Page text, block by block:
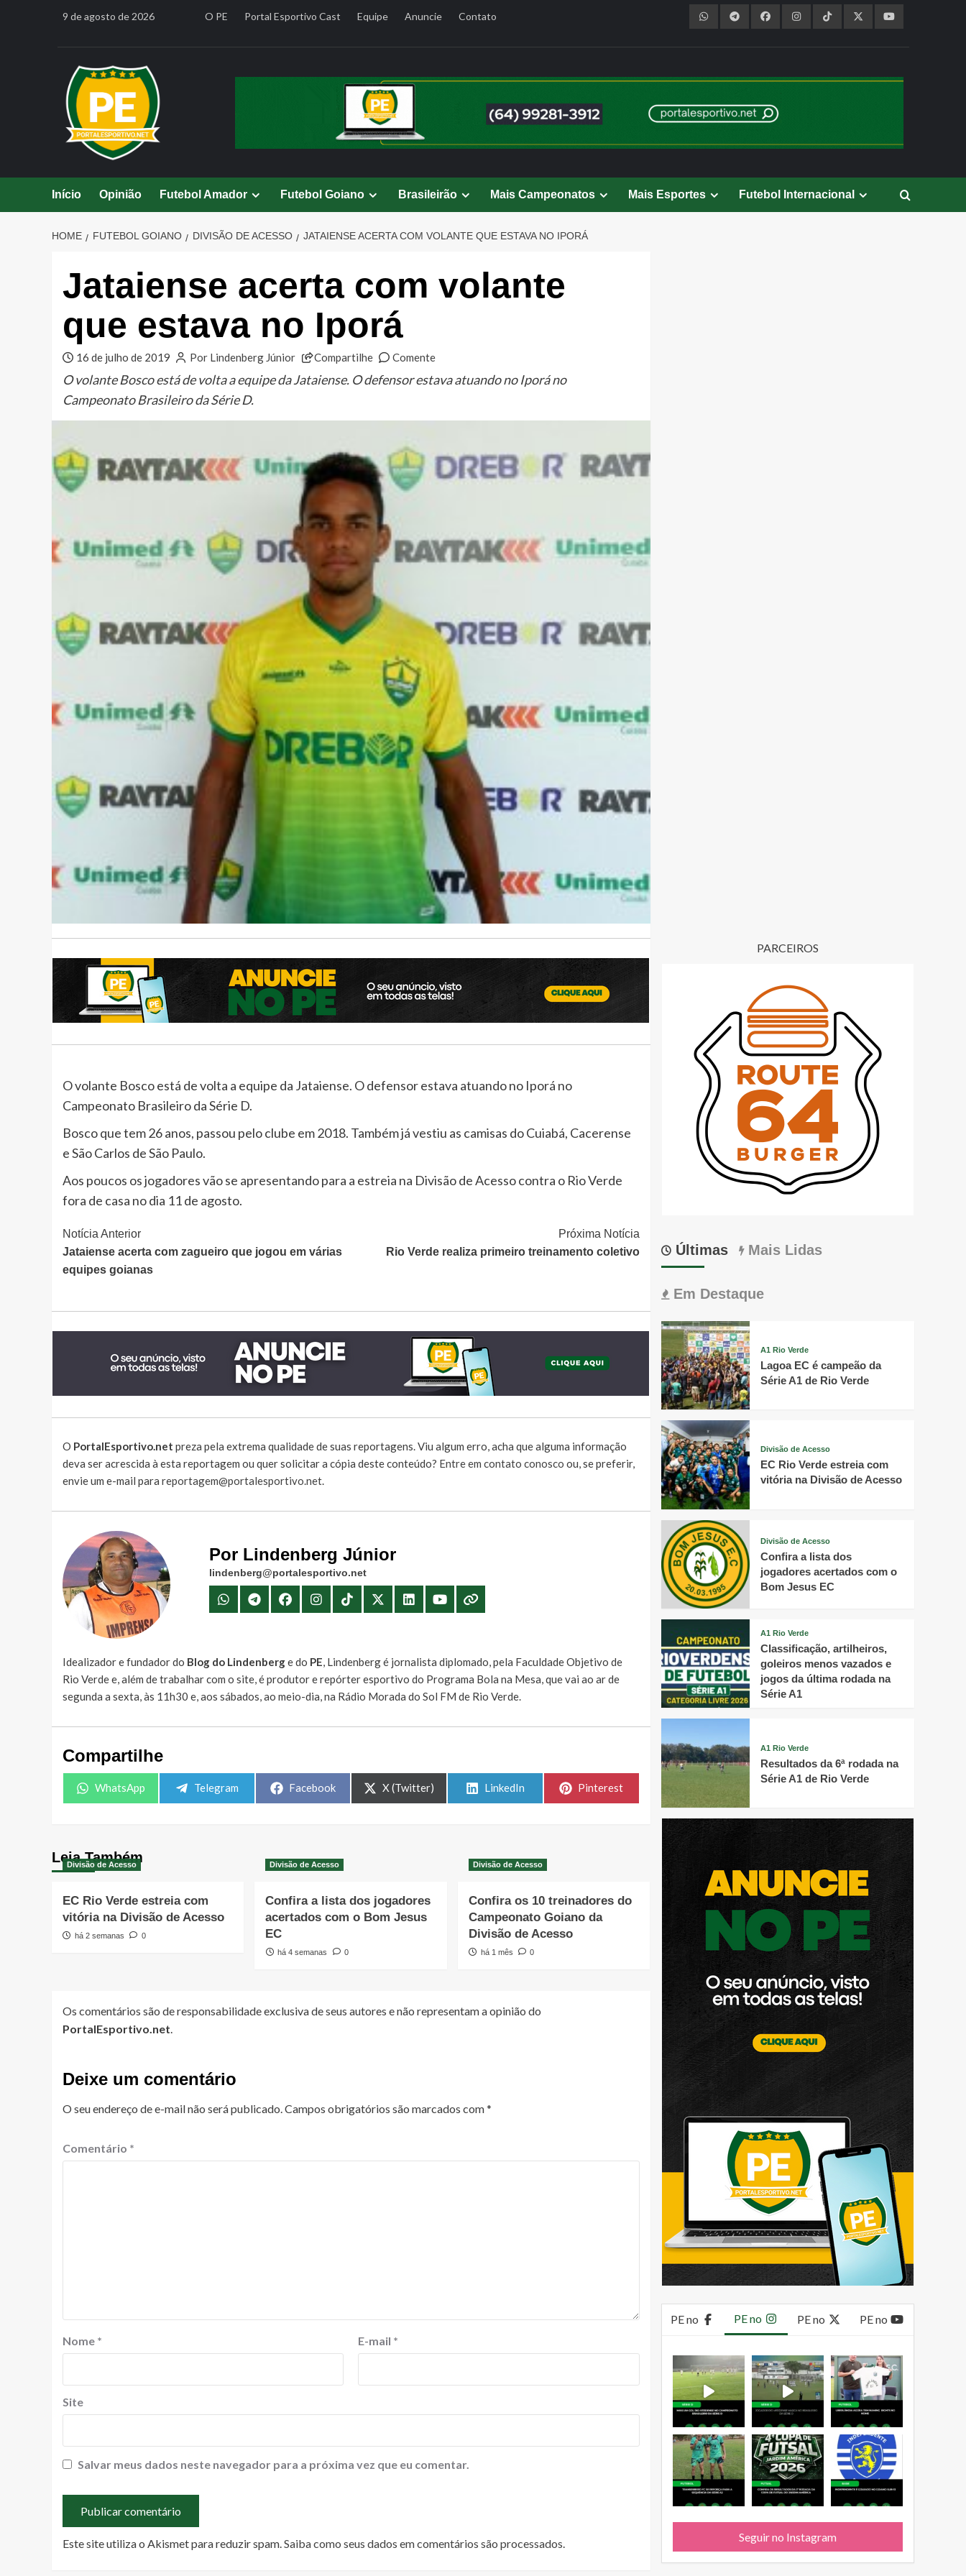
9 de agosto de 2026 O PE Portal Esportivo Cast Equipe Anuncie Contato
Início Opinião Futebol Amador Futebol Goiano Brasileirão Mais Campeonatos Mais Esportes Futebol Internacional
HOME FUTEBOL GOIANO DIVISÃO DE ACESSO JATAIENSE ACERTA COM VOLANTE QUE ESTAVA NO IPORÁ
Jataiense acerta com volante
que estava no Iporá
16 de julho de 2019 Por Lindenberg Júnior Compartilhe Comente
O volante Bosco está de volta a equipe da Jataiense. O defensor estava atuando no Iporá no
Campeonato Brasileiro da Série D.
O volante Bosco está de volta a equipe da Jataiense. O defensor estava atuando no Iporá no
Campeonato Brasileiro da Série D.
Bosco que tem 26 anos, passou pelo clube em 2018. Também já vestiu as camisas do Cuiabá, Cacerense
e São Carlos de São Paulo.
Aos poucos os jogadores vão se apresentando para a estreia na Divisão de Acesso contra o Rio Verde
fora de casa no dia 11 de agosto.
Continue
Lendo
Notícia Anterior
Jataiense acerta com zagueiro que jogou em várias
equipes goianas
Próxima Notícia
Rio Verde realiza primeiro treinamento coletivo
O PortalEsportivo.net preza pela extrema qualidade de suas reportagens. Viu algum erro, acha que alguma informação
deva ser acrescida à esta reportagem ou quer solicitar a cópia deste conteúdo? Entre em contato conosco ou, se preferir,
envie um e-mail para reportagem@portalesportivo.net
Por Lindenberg Júnior
lindenberg@portalesportivo.net
Idealizador e fundador do Blog do Lindenberge do PE , Lindenberg é jornalista diplomado, pela Faculdade Objetivo de
Rio Verde e, além de trabalhar com o site, é produtor e repórter esportivo do Programa Bola na Mesa, que vai ao ar de
segunda a sexta, às 11h30 e, aos sábados, ao meio-dia, na Rádio Morada do Sol FM de Rio Verde.
Compartilhe
Share
WhatsApp
Share
Telegram
Share
Facebook
Share
on
X (Twitter)
Share
LinkedIn
Share
Pinterest
Leia Também
Divisão de Acesso
EC Rio Verde estreia com
vitória na Divisão de Acesso
há 2 semanas 0
Divisão de Acesso
Confira a lista dos jogadores
acertados com o Bom Jesus
EC
há 4 semanas 0
Divisão de Acesso
Confira os 10 treinadores do
Campeonato Goiano da
Divisão de Acesso
há 1 mês 0
Os comentários são de responsabilidade exclusiva de seus autores e não representam a opinião do
PortalEsportivo.net
Deixe um comentário
O seu endereço de e-mail não será publicado. Campos obrigatórios são marcados com*
Comentário *
Nome * E-mail *
Site
Salvar meus dados neste navegador para a próxima vez que eu comentar.
Este site utiliza o Akismet para reduzir spam.Saiba como seus dados em comentários são processados.
PARCEIROS
Últimas Mais Lidas
Em Destaque
A1 Rio Verde
Lagoa EC é campeão da
Série A1 de Rio Verde
Divisão de Acesso
EC Rio Verde estreia com
vitória na Divisão de Acesso
Divisão de Acesso
Confira a lista dos
jogadores acertados com o
Bom Jesus EC
A1 Rio Verde
Classificação, artilheiros,
goleiros menos vazados e
jogos da última rodada na
Série A1
A1 Rio Verde
Resultados da 6ª rodada na
Série A1 de Rio Verde
PE no PE no PE no PE no
Seguir no Instagram